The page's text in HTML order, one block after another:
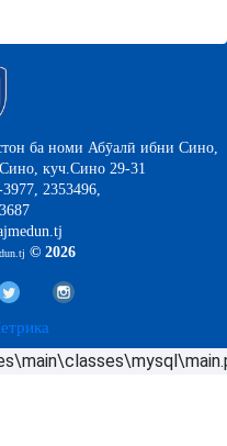
ба номи Абӯалӣ ибни Сино,
куч.Сино 29-31
2353496,
© 2026